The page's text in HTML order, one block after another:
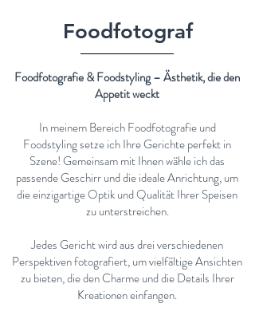
Foodfotograf
Foodfotografie & Foodstyling – Ästhetik, die den
Appetit weckt
In meinem Bereich Foodfotografie und
Foodstyling setze ich Ihre Gerichte perfekt in
Szene! Gemeinsam mit Ihnen wähle ich das
passende Geschirr und die ideale Anrichtung, um
die einzigartige Optik und Qualität Ihrer Speisen
zu unterstreichen.
Jedes Gericht wird aus drei verschiedenen
Perspektiven fotografiert, um vielfältige Ansichten
zu bieten, die den Charme und die Details Ihrer
Kreationen einfangen.